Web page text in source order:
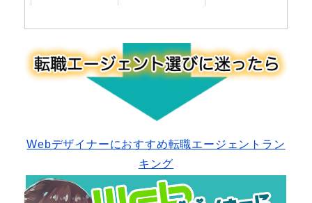
Webデザイナーにおすすめ転職エージェントラン
キング